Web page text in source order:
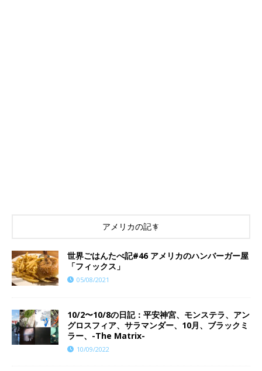
アメリカの記事
世界ごはんたべ記#46 アメリカのハンバーガー屋
「フィックス」
05/08/2021
10/2〜10/8の日記：平安神宮、モンステラ、アン
グロスフィア、サラマンダー、10月、ブラックミ
ラー、-The Matrix-
10/09/2022